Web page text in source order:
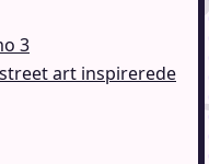
3
art inspirerede